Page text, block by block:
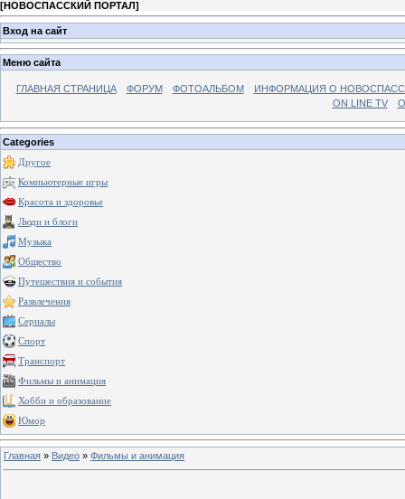
[НОВОСПАССКИЙ ПОРТАЛ]
Вход на сайт
Меню сайта
ГЛАВНАЯ СТРАНИЦА ФОРУМ ФОТОАЛЬБОМ
ИНФОРМАЦИЯ О
ON LINE TV
Categories
Другое
Компьютерные игры
Красота и здоровье
Люди и блоги
Музыка
Общество
Путешествия и события
Развлечения
Сериалы
Спорт
Транспорт
Фильмы и анимация
Хобби и образование
Юмор
Главная » Видео » Фильмы и анимация